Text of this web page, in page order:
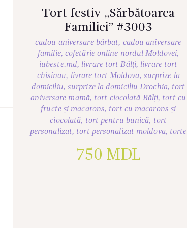
Tort festiv „Sărbătoarea
Familiei” #3003
cadou aniversare bărbat, cadou aniversare
familie, cofetărie online nordul Moldovei,
iubeste.md, livrare tort Bălți, livrare tort
chisinau, livrare tort Moldova, surprize la
domiciliu, surprize la domiciliu Drochia, tort
aniversare mamă, tort ciocolată Bălți, tort cu
fructe și macarons, tort cu macarons și
ciocolată, tort pentru bunică, tort
personalizat, tort personalizat moldova, torte
750 MDL